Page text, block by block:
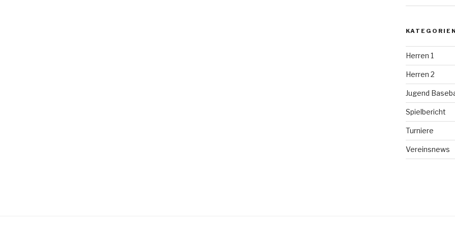
Herren 1
Herren 2
Jugend
Spielbericht
Turniere
Vereinsnews